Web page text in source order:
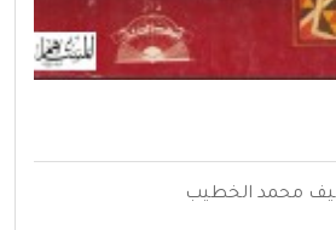
محمد الخطيب